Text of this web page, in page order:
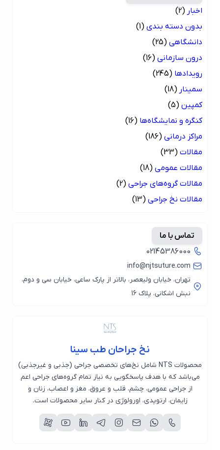
اخبار (2)
بدون دسته بندی (1)
دانشگاهی (25)
درون سازمانی (16)
رویدادها (245)
سمینار (18)
کمپین (5)
کنگره و نمایشگاه‌ها (16)
مراکز درمانی (186)
مقالات (33)
مقالات عمومی (18)
مقالات گروه‌های جراحی (2)
مقالات نخ جراحی (13)
تماس با ما
02145386000
info@njtsuture.com
تهران، خیابان ولیعصر، بالاتر از پارک ساعی، خیابان سی و دوم،
نبش اشکانی، پلاک 16
نخ جراحان طب سینا
محصولات NTS شامل نخ‌های تخصصی جراحی (جذبی و غیرجذبی)
می‌باشد که با هدف پاسخگویی به نیاز تمام گروه‌های جراحی اعم
از جراحی عمومی، چشم، قلب و عروق، مغز و اعصاب، زنان و
زایمان، ارتوپدی، اورولوژی در کنار سایر محصولات است.